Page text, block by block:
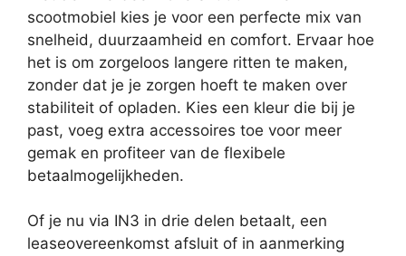
scootmobiel kies je voor een perfecte mix van
snelheid, duurzaamheid en comfort. Ervaar hoe
het is om zorgeloos langere ritten te maken,
zonder dat je je zorgen hoeft te maken over
stabiliteit of opladen. Kies een kleur die bij je
past, voeg extra accessoires toe voor meer
gemak en profiteer van de flexibele
betaalmogelijkheden.
Of je nu via IN3 in drie delen betaalt, een
leaseovereenkomst afsluit of in aanmerking